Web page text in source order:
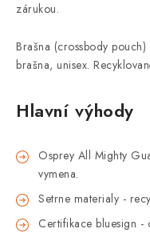
zárukou.
Brašna (crossbody
brašna, unisex.
Hlavní výhody
Osprey All Mighty
vymena.
Setrne materialy -
Certifikace bluesign -